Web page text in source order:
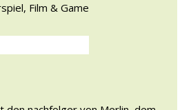
Film & Game